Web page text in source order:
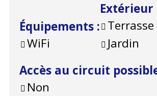
Équipements :
WiFi
Extérieur
Terrasse
Jardin
Accès au circuit
Non